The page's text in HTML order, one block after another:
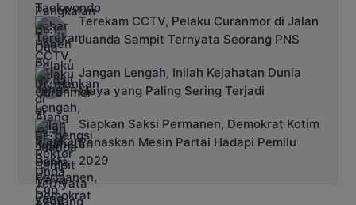
Terekam CCTV, Pelaku Curanmor di Jalan
Juanda Sampit Ternyata Seorang PNS
Jangan Lengah, Inilah Kejahatan Dunia
Maya yang Paling Sering Terjadi
Siapkan Saksi Permanen, Demokrat Kotim
Panaskan Mesin Partai Hadapi Pemilu
2029